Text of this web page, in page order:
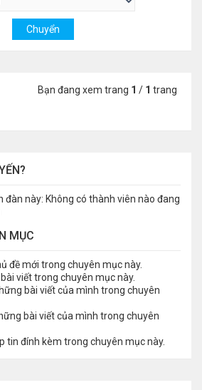
Bạn đang xem trang 1 / 1 trang
đàn này: Không có thành viên nào đang
MỤC
đề mới trong chuyên mục này.
viết trong chuyên mục này.
bài viết của mình trong chuyên
bài viết của mình trong chuyên
tin đính kèm trong chuyên mục này.